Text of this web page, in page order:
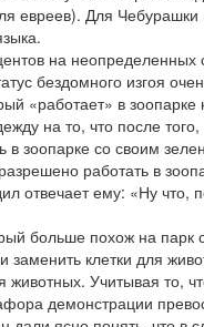
евреев). Для Чебурашки
на неопределенных
бездомного изгоя
«работает» в
на то, что после того,
в зоопарке со своим
работать в
отвечает ему: «Ну
больше похож на
клетки для
Учитывая то,
демонстрации